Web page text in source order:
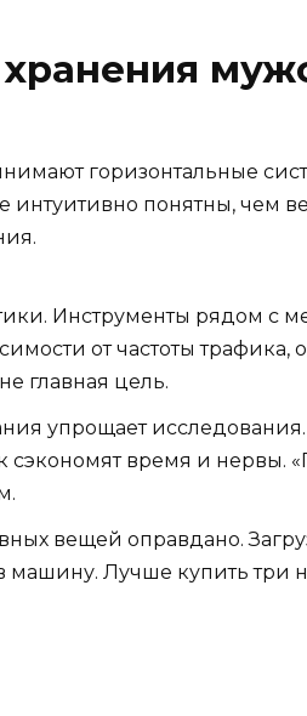
горизонтальные
интуитивно понятны, чем
Инструменты рядом с
от частоты трафика,
главная цель.
упрощает
время и нервы.
вещей оправдано.
машину. Лучше купить три